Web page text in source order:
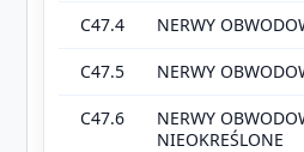
C47.4 NERWY
C47.5 NERWY
C47.6
NERWY
NIEOKREŚLONE